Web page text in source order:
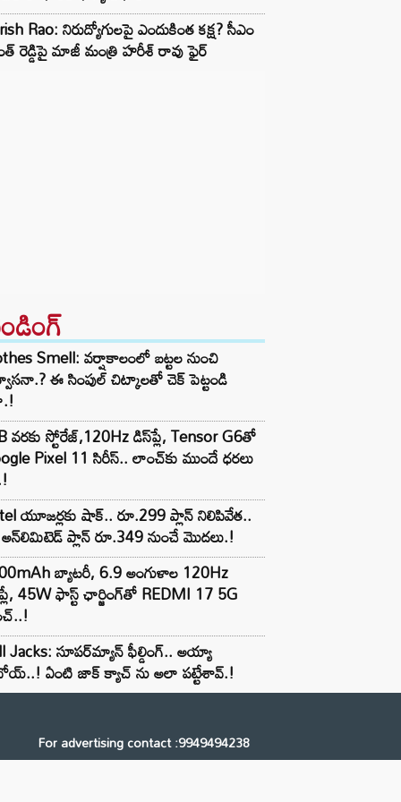
Rao: నిరుద్యోగులపై ఎందుకింత కక్ష? సీఎం
రెడ్డిపై మాజీ మంత్రి హరీశ్ రావు ఫైర్
Smell: వర్షాకాలంలో బట్టల నుంచి
ఈ సింపుల్ చిట్కాలతో చెక్ పెట్టండి
వరకు స్టోరేజ్,120Hz డిస్‌ప్లే, Tensor G6తో
Pixel 11 సిరీస్.. లాంచ్⁭కు ముందే ధరలు
యూజర్లకు షాక్.. రూ.299 ప్లాన్ నిలిపివేత..
ప్లాన్ రూ.349 నుంచే మొదలు.!
బ్యాటరీ, 6.9 అంగుళాల 120Hz
45W ఫాస్ట్ ఛార్జింగ్‌తో REDMI 17 5G
Jacks: సూపర్‌మ్యాన్ ఫీల్డింగ్.. అయ్యా
ఏంటి జాక్ క్యాచ్ ను అలా పట్టేశావ్.!
For advertising contact :9949494238
Email: digital@ntvnetwork.com